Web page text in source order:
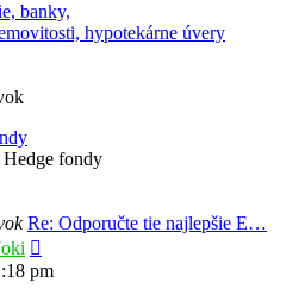
banky,
hypotekárne úvery
fondy
Re: Odporučte tie najlepšie E…
posledný
pm